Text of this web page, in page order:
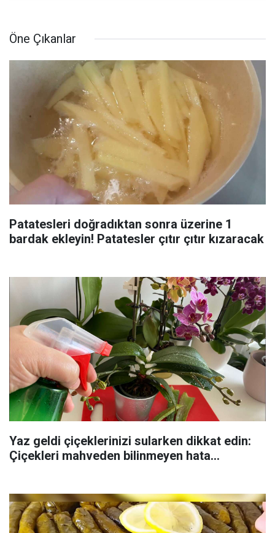
Öne Çıkanlar
Patatesleri doğradıktan sonra üzerine 1
bardak ekleyin! Patatesler çıtır çıtır kızaracak
Yaz geldi çiçeklerinizi sularken dikkat edin:
Çiçekleri mahveden bilinmeyen hata...